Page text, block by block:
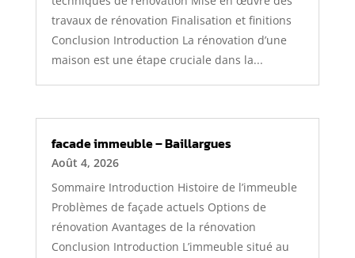
travaux de rénovation Finalisation et finitions
Conclusion Introduction La rénovation d’une
maison est une étape cruciale dans la...
facade immeuble – Baillargues
Août 4, 2026
Sommaire Introduction Histoire de l’immeuble
Problèmes de façade actuels Options de
rénovation Avantages de la rénovation
Conclusion Introduction L’immeuble situé au